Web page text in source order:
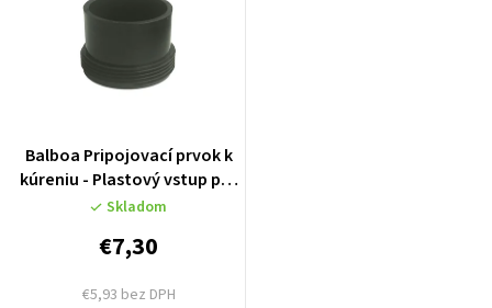
Balboa Pripojovací prvok k
kúreniu - Plastový vstup pre
hadicu 60mm - 50085
Skladom
€5,93 bez DPH
€7,30